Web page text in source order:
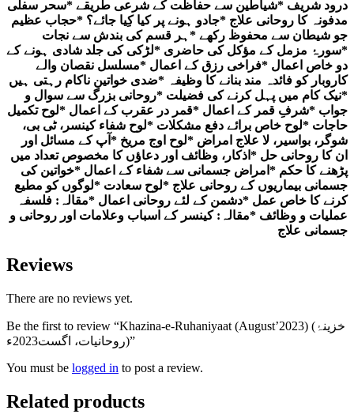
درود شریف *شیاطین سے حفاظت کے شرعی طریقے *سحر سفلی
مدفونہ کا روحانی علاج *جادو ہونے پر کیا کِیا جائے؟ *حجاب عظیم
جو شیطان سے محفوظ رکھے *ہر قسم کی بندش سے نجات
*سورۂ مزمل کے مؤکل کی حاضری *لڑکی کی جلد شادی ہونے کے
دو خاص اعمال *فراخی رزق کے اعمال *مسلسل نقصان والے
کاروبار کو فائدہ مند بنانے کا وظیفہ *ضدی خواتین ناکام رہتی ہیں
*نیک کام میں پہل کرنے کی فضیلت *روحانی بزرگ سے سوال و
جواب *شرفِ قمر کے اعمال *قمر در عقرب کے اعمال *لوح تکمیل
حاجات *لوح خاص برائے دفع مشکلات *لوح شفاء کینسر، ٹی بی،
شوگر، بواسیر، لا علاج امراض *لوح اوج مریخ *آپ کے مسائل اور
ان کا روحانی حل *اذکار، وظائف اور دعاؤں کا مخصوص تعداد میں
پڑھنے کا حکم *امراض جسمانی سے شفاء کے اعمال *خواتین کی
جسمانی بیماریوں کے روحانی علاج *لوح سعادت *لوگوں کو مطیع
کرنے کا خاص عمل *دشمن کے لئے روحانی اعمال *مقالہ: فلسفہ
عملیات و وظائف *مقالہ: کینسر کے اسباب وعلامات اور روحانی و
جسمانی علاج
Reviews
There are no reviews yet.
Be the first to review “Khazina-e-Ruhaniyaat (August’2023) (خزینۂ
روحانیات، اگست2023ء)”
You must be logged in to post a review.
Related products